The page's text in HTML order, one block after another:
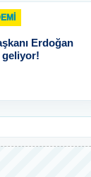
Erdoğan
geliyor!